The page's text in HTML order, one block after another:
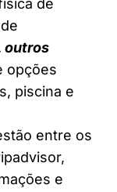
de
outros
opções
piscina e
entre os
e